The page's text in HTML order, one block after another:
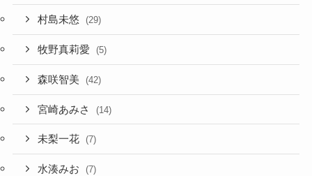
村島未悠 (29)
牧野真莉愛 (5)
森咲智美 (42)
宮崎あみさ (14)
未梨一花 (7)
水湊みお (7)